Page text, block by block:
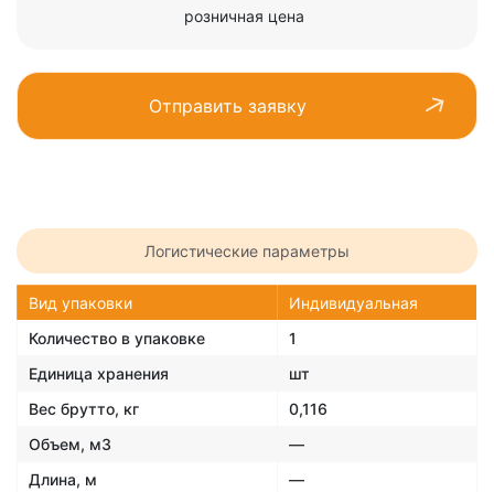
розничная цена
Отправить заявку
Логистические параметры
Вид упаковки
Индивидуальная
Количество в упаковке
1
Единица хранения
шт
Вес брутто, кг
0,116
Объем, м3
—
Длина, м
—